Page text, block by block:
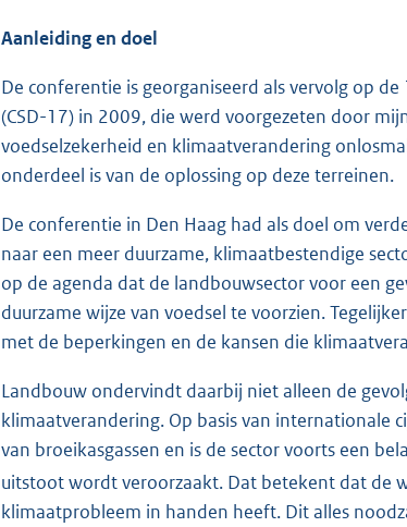
Aanleiding en doel
De conferentie is georganiseerd als vervolg op
(CSD-17) in 2009, die werd voorgezeten door
voedselzekerheid en klimaatverandering
onderdeel is van de oplossing op deze terreinen.
De conferentie in Den Haag had als doel om
naar een meer duurzame, klimaatbestendige
op de agenda dat de landbouwsector voor een
duurzame wijze van voedsel te voorzien.
met de beperkingen en de kansen die
Landbouw ondervindt daarbij niet alleen de
klimaatverandering. Op basis van internationale
van broeikasgassen en is de sector voorts een
uitstoot wordt veroorzaakt. Dat betekent dat de
klimaatprobleem in handen heeft. Dit alles